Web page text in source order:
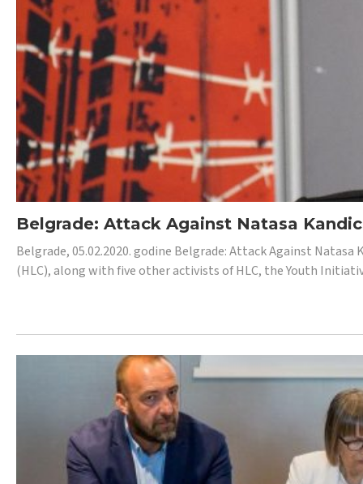
Belgrade: Attack Against Natasa
Belgrade, 05.02.2020. godine Belgrade: Attack Against
(HLC), along with five other activists of HLC, the Youth